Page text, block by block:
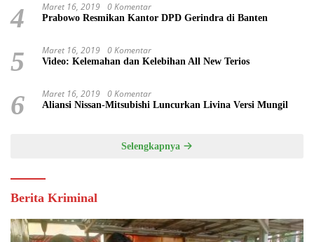
4 Maret 16, 2019 0 Komentar
Prabowo Resmikan Kantor DPD Gerindra di Banten
5 Maret 16, 2019 0 Komentar
Video: Kelemahan dan Kelebihan All New Terios
6 Maret 16, 2019 0 Komentar
Aliansi Nissan-Mitsubishi Luncurkan Livina Versi Mungil
Selengkapnya
Berita Kriminal